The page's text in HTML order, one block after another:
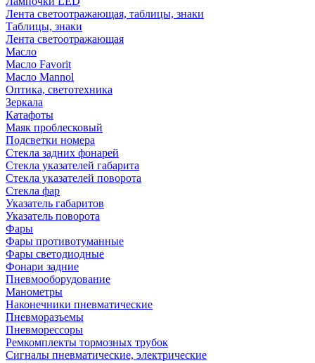
Лента светоотражающая, таблицы, знаки
Таблицы, знаки
Лента светоотражающая
Масло
Масло Favorit
Масло Mannol
Оптика, светотехника
Зеркала
Катафоты
Маяк проблесковый
Подсветки номера
Стекла задних фонарей
Стекла указателей габарита
Стекла указателей поворота
Стекла фар
Указатель габаритов
Указатель поворота
Фары
Фары противотуманные
Фары светодиодные
Фонари задние
Пневмооборудование
Манометры
Наконечники пневматические
Пневморазъемы
Пневморессоры
Ремкомплекты тормозных трубок
Сигналы пневматические, электрические